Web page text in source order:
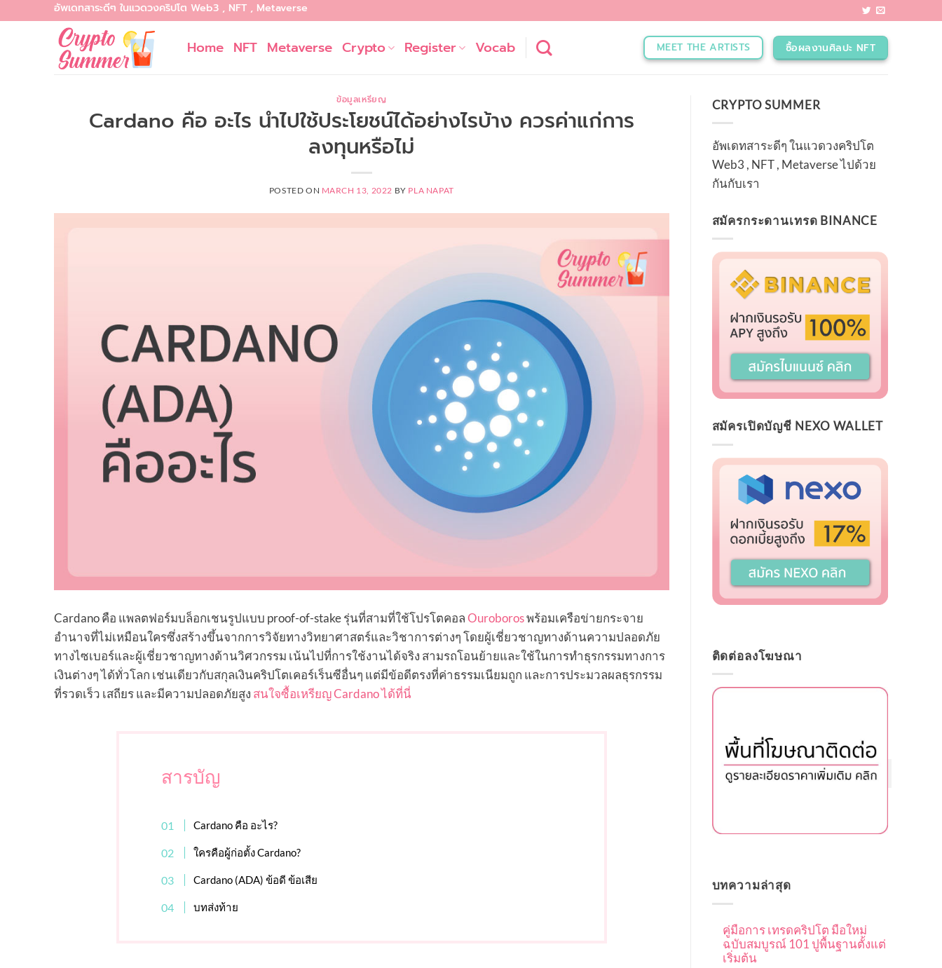
อัพเดทสาระดีๆ ในแวดวงคริปโต Web3 , NFT , Metaverse
Home NFT Metaverse Crypto Register Vocab MEET THE ARTISTS ซื้อผลงานศิลปะ NFT
ข้อมูลเหรียญ
Cardano คือ อะไร นำไปใช้ประโยชน์ได้อย่างไรบ้าง ควรค่าแก่การ
ลงทุนหรือไม่
POSTED ON MARCH 13, 2022 BY PLA NAPAT
Cardano คือ แพลตฟอร์มบล็อกเชนรูปแบบ proof-of-stake รุ่นที่สามที่ใช้โปรโตคอลOuroborosพร้อมเครือข่ายกระจาย
อำนาจที่ไม่เหมือนใครซึ่งสร้างขึ้นจากการวิจัยทางวิทยาศาสตร์และวิชาการต่างๆ โดยผู้เชี่ยวชาญทางด้านความปลอดภัย
ทางไซเบอร์และผู้เชี่ยวชาญทางด้านวิศวกรรม เน้นไปที่การใช้งานได้จริง สามรถโอนย้ายและใช้ในการทำธุรกรรมทางการ
เงินต่างๆ ได้ทั่วโลก เช่นเดียวกับสกุลเงินคริปโตเคอร์เร็นซีอื่นๆ แต่มีข้อดีตรงที่ค่าธรรมเนียมถูก และการประมวลผลธุรกรรม
ที่รวดเร็ว เสถียร และมีความปลอดภัยสูง สนใจซื้อเหรียญ Cardano ได้ที่นี่
ปิด
สารบัญ
Cardano คือ อะไร?
ใครคือผู้ก่อตั้ง Cardano?
Cardano (ADA) ข้อดี ข้อเสีย
บทส่งท้าย
CRYPTO SUMMER
อัพเดทสาระดีๆ ในแวดวงคริปโต
Web3 , NFT , Metaverse ไปด้วย
กันกับเรา
สมัครกระดานเทรด BINANCE
สมัครเปิดบัญชี NEXO WALLET
ติดต่อลงโฆษณา
บทความล่าสุด
คู่มือการ เทรดคริปโต มือใหม่
ฉบับสมบูรณ์ 101 ปูพื้นฐานตั้งแต่
เริ่มต้น